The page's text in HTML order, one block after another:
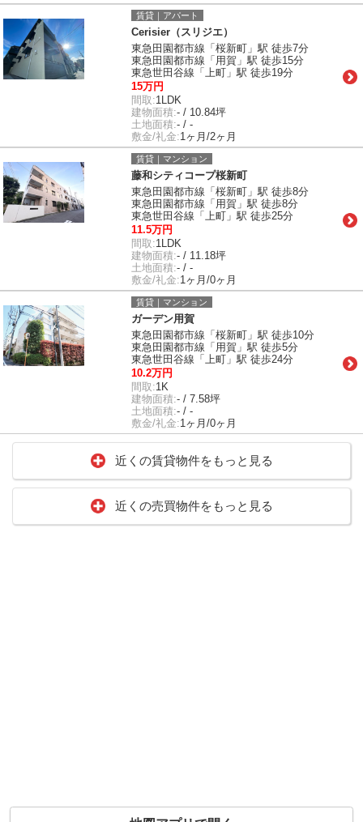
賃貸｜アパート
Cerisier（スリジエ）
東急田園都市線「桜新町」駅 徒歩7分
東急田園都市線「用賀」駅 徒歩15分
東急世田谷線「上町」駅 徒歩19分
15万円
間取:1LDK
建物面積:- / 10.84坪
土地面積:- / -
敷金/礼金:1ヶ月/2ヶ月
賃貸｜マンション
藤和シティコープ桜新町
東急田園都市線「桜新町」駅 徒歩8分
東急田園都市線「用賀」駅 徒歩8分
東急世田谷線「上町」駅 徒歩25分
11.5万円
間取:1LDK
建物面積:- / 11.18坪
土地面積:- / -
敷金/礼金:1ヶ月/0ヶ月
賃貸｜マンション
ガーデン用賀
東急田園都市線「桜新町」駅 徒歩10分
東急田園都市線「用賀」駅 徒歩5分
東急世田谷線「上町」駅 徒歩24分
10.2万円
間取:1K
建物面積:- / 7.58坪
土地面積:- / -
敷金/礼金:1ヶ月/0ヶ月
近くの賃貸物件をもっと見る
近くの売買物件をもっと見る